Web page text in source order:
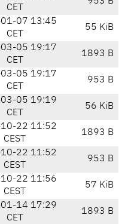
CET
07 13:45
CET
55 KiB
05 19:17
CET
1893 B
05 19:17
CET
953 B
05 19:19
CET
56 KiB
22 11:52
CEST
1893 B
22 11:52
CEST
953 B
22 11:56
CEST
57 KiB
14 17:29
CET
1893 B